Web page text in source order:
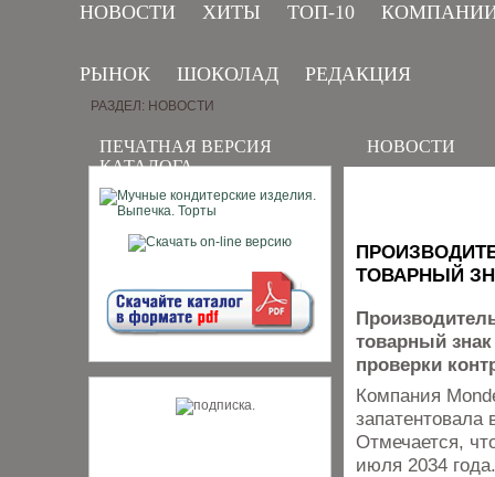
НОВОСТИ ХИТЫ ТОП-10
РЫНОК ШОКОЛАД РЕДАКЦИЯ
ПЕЧАТНАЯ ВЕРСИЯ
КАТАЛОГА
РАЗДЕЛ: НОВОСТИ
НОВОСТИ
ТОВАРНЫЙ
товарный
проверки
Компания
запатентовала
Отмечается,
июля 2034 года.